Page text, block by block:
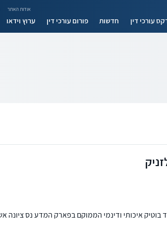
אודות האתר
עורכי דין חדשות פורום עורכי דין ערוץ וידאו
בוטיק איכותי ודינמי הממוקם בפארק המדע נס ציונה